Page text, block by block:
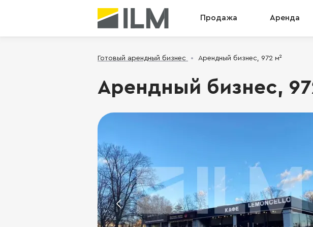
Продажа Аренда
Готовый арендный бизнес Арендный бизнес, 972 м²
Арендный бизнес,